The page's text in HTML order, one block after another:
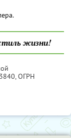
жизни!
, ОГРН